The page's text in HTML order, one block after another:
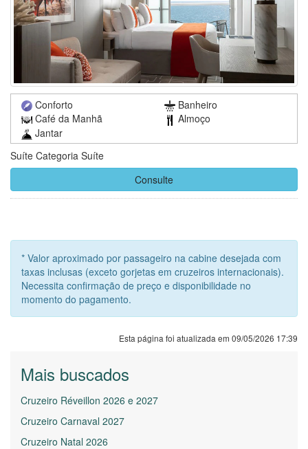
Conforto
Banheiro
Café da Manhã
Almoço
Jantar
Suíte Categoria Suíte
Consulte
* Valor aproximado por passageiro na cabine desejada com
taxas inclusas (exceto gorjetas em cruzeiros internacionais).
Necessita confirmação de preço e disponibilidade no
momento do pagamento.
Esta página foi atualizada em 09/05/2026 17:39
Mais buscados
Cruzeiro Réveillon 2026 e 2027
Cruzeiro Carnaval 2027
Cruzeiro Natal 2026